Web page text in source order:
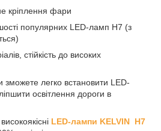
кріплення фари
популярних LED-ламп H7 (з
стійкість до високих
легко встановити LED-
освітлення дороги в
LED-лампи KELVIN H7